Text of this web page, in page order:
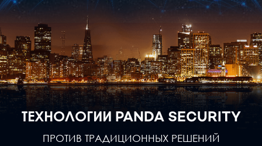
ТЕХНОЛОГИИ PANDA SECURITY
ПРОТИВ ТРАДИЦИОННЫХ РЕШЕНИЙ